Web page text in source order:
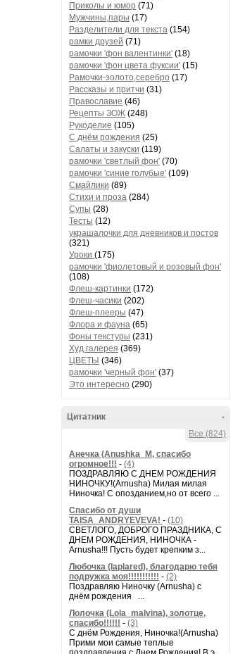
Приколы и юмор (71)
Мужчины,пары (17)
Разделители для текста (154)
рамки друзей (71)
рамочки 'фон валентинки' (18)
рамочки 'фон цвета фуксии' (15)
Рамочки-золото,серебро (17)
Рассказы и притчи (31)
Православие (46)
Рецепты ЗОЖ (248)
Рукоделие (105)
С днём рождения (25)
Салаты и закуски (119)
рамочки 'светлый фон' (70)
рамочки 'синие голубые' (109)
Смайлики (89)
Стихи и проза (284)
Супы (28)
Тесты (12)
украшалочки для дневников и постов
(321)
Уроки (175)
рамочки 'фиолетовый и розовый фон'
(108)
Флеш-картинки (172)
Флеш-часики (202)
Флеш-плееры (47)
Флора и фауна (65)
Фоны текстуры (231)
Худ.галерея (369)
ЦВЕТЫ (346)
рамочки 'черный фон' (37)
Это интересно (290)
-
Цитатник
Все (824)
Анечка (Anushka_M, спасибо
огромное!!! - (4)
ПОЗДРАВЛЯЮ С ДНЕМ РОЖДЕНИЯ
НИНОЧКУ!(Arnusha) Милая милая
Ниночка! С опозданием,но от всего ...
Спасибо от души
TAISA_ANDRYEVEVA! - (10)
СВЕТЛОГО, ДОБРОГО ПРАЗДНИКА, С
ДНЕМ РОЖДЕНИЯ, НИНОЧКА -
Arnusha!!! Пусть будет крепким з...
Любочка (laplared), благодарю тебя
подружка моя!!!!!!!!!!! - (2)
Поздравляю Ниночку (Arnusha) с
днём рождения ...
Лолочка (Lola_malvina), золотце,
спасибо!!!!!! - (3)
С днём Рождения, Ниночка!(Аrnusha)
Прими мои самые теплые